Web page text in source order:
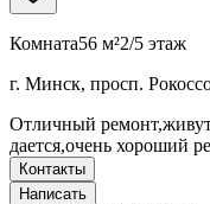
Комната56 м²2/5 этаж
г. Минск, просп.
Отличный
дается,очень хороший
Контакты
Написать